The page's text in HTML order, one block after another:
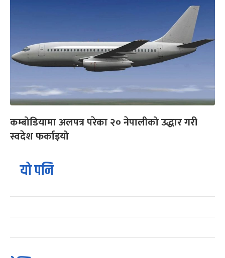
कम्बोडियामा अलपत्र परेका २० नेपालीको उद्धार गरी
स्वदेश फर्काइयो
यो पनि